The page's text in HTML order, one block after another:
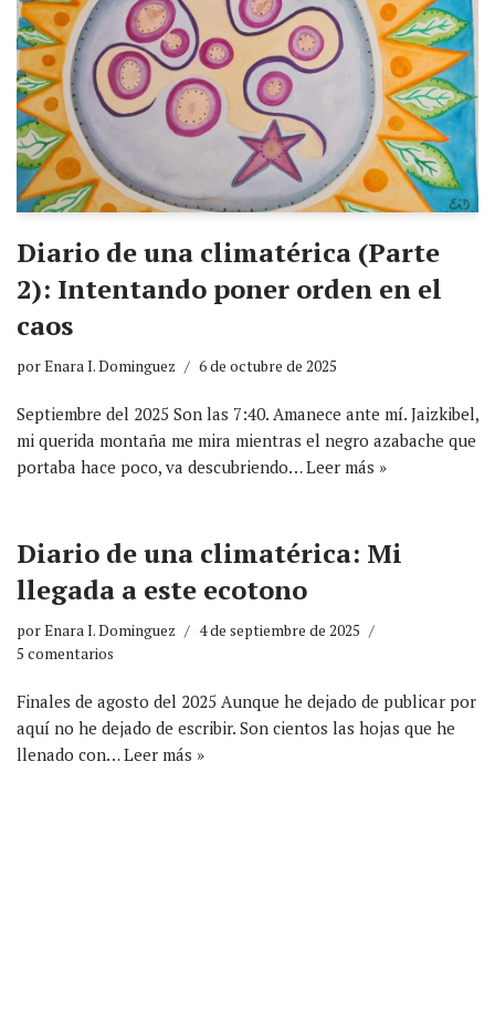
Diario de una climatérica (Parte
2): Intentando poner orden en el
caos
porEnara I. Dominguez 6 de octubre de 2025
Septiembre del 2025 Son las 7:40. Amanece ante mí. Jaizkibel,
mi querida montaña me mira mientras el negro azabache que
portaba hace poco, va descubriendo…Leer más »
Diario de una climatérica: Mi
llegada a este ecotono
porEnara I. Dominguez
4 de septiembre de 2025
5 comentarios
Finales de agosto del 2025 Aunque he dejado de publicar por
aquí no he dejado de escribir. Son cientos las hojas que he
llenado con…Leer más »